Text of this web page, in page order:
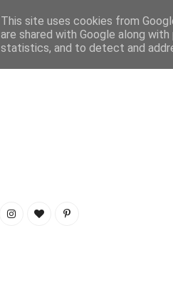
This site uses cookies from
are shared with Google along
statistics, and to detect and